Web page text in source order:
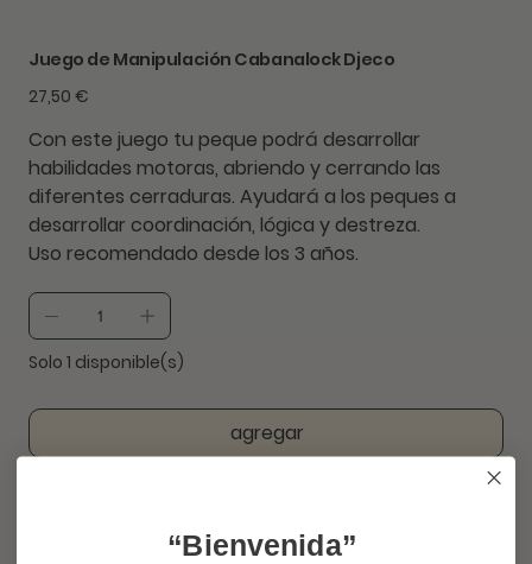
Juego de Manipulación Cabanalock Djeco
Precio
27,50 €
Con este juego tu peque podrá desarrollar
habilidades motoras, abriendo y cerrando las
diferentes cerraduras. Ayudará a los peques a
desarrollar coordinación, lógica y destreza.
Uso recomendado desde los 3 años.
Solo 1 disponible(s)
agregar
“Bienvenida”